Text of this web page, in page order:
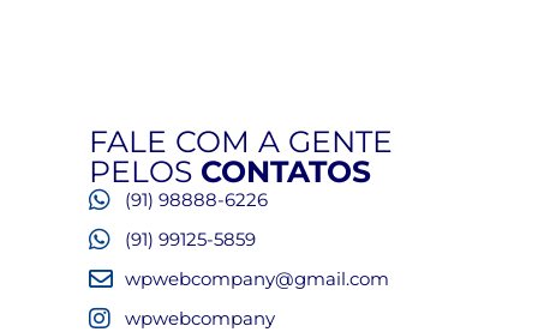
FALE COM A GENTE
PELOS CONTATOS
(91) 98888-6226
(91) 99125-5859
wpwebcompany@gmail.com
wpwebcompany